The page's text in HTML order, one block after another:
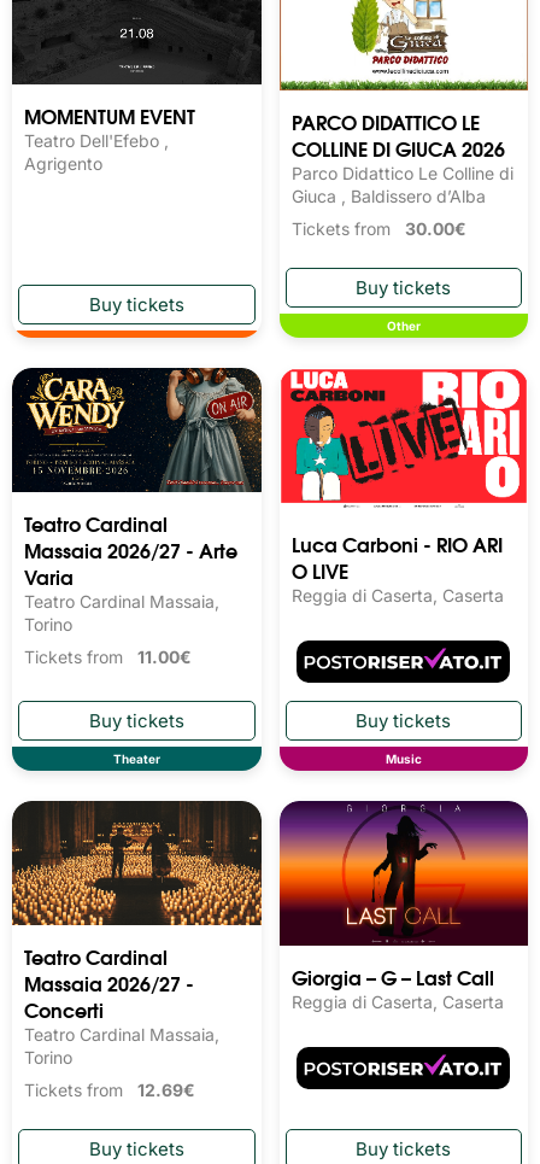
MOMENTUM EVENT
Teatro Dell'Efebo ,
Agrigento
PARCO DIDATTICO LE
COLLINE DI GIUCA 2026
Parco Didattico Le Colline di
Giuca , Baldissero d’Alba
Tickets from 30.00€
Other
Teatro Cardinal
Massaia 2026/27 - Arte
Varia
Teatro Cardinal Massaia,
Torino
Tickets from 11.00€
Theater
Luca Carboni - RIO ARI
O LIVE
Reggia di Caserta, Caserta
Music
Teatro Cardinal
Massaia 2026/27 -
Concerti
Teatro Cardinal Massaia,
Torino
Tickets from 12.69€
Giorgia – G – Last Call
Reggia di Caserta, Caserta